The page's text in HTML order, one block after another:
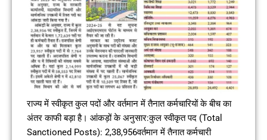
राज्य में स्वीकृत कुल पदों और वर्तमान में तैनात कर्मचारियों के बीच का
अंतर काफी बड़ा है। आंकड़ों के अनुसार:कुल स्वीकृत पद (Total
Sanctioned Posts): 2,38,956वर्तमान में तैनात कर्मचारी